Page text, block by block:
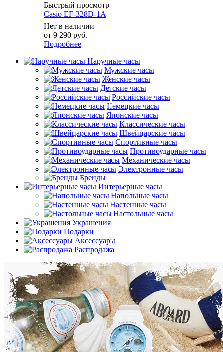
Быстрый просмотр
Casio EF-328D-1A
Нет в наличии
от 9 290 руб.
Подробнее
Наручные часы
Мужские часы
Женские часы
Детские часы
Российские часы
Немецкие часы
Японские часы
Классические часы
Швейцарские часы
Спортивные часы
Противоударные часы
Механические часы
Электронные часы
Бренды
Интерьерные часы
Напольные часы
Настенные часы
Настольные часы
Украшения
Подарки
Аксессуары
Распродажа